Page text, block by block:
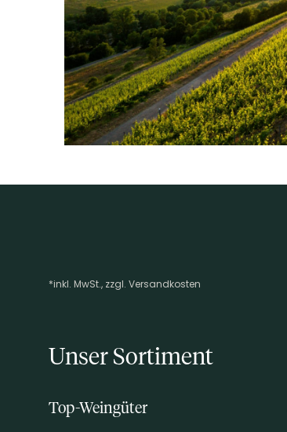
WEINTYPGESCHMACK
Trocken
EAN
4260770830023
ARTIKELNUMMER
106151
Footer-Menü
*inkl. MwSt., zzgl. Versandkosten
Unser Sortiment
Top-Weingüter